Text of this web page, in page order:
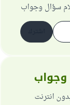
سؤال وجواب
انترنت